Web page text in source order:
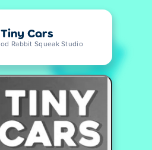
Tiny Cars
od Rabbit Squeak Studio